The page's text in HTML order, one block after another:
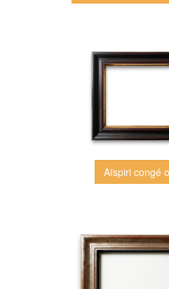
Aïspiri congé